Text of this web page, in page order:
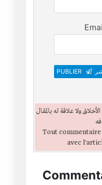
PUBLIER
ولا علاقة له بالمقال
Tout
avec